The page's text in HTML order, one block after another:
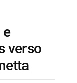
capitoli
verso